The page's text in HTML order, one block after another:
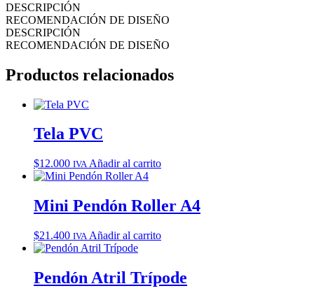
DESCRIPCIÓN
RECOMENDACIÓN DE DISEÑO
DESCRIPCIÓN
RECOMENDACIÓN DE DISEÑO
Productos relacionados
Tela PVC
$12.000 IVA Añadir al carrito
Mini Pendón Roller A4
$21.400 IVA Añadir al carrito
Pendón Atril Trípode